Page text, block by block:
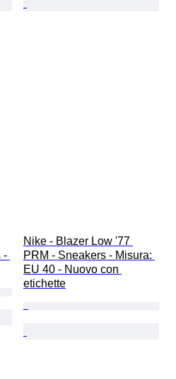
-
Nike - Blazer Low '77
PRM - Sneakers - Misura:
EU 40 - Nuovo con
etichette